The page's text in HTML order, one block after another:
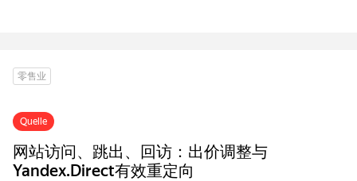
零售业
Quelle
网站访问、跳出、回访：出价调整与
Yandex.Direct有效重定向